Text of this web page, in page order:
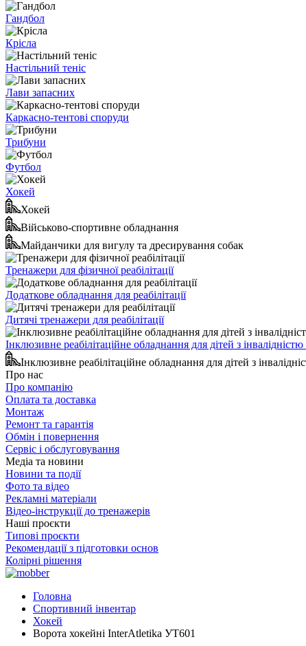
Гандбол
Крісла
Настільний теніс
Лави запасних
Каркасно-тентові споруди
Трибуни
Футбол
Хокей
Хокей
Військово-спортивне обладнання
Майданчики для вигулу та дресирування собак
Тренажери для фізичної реабілітації
Додаткове обладнання для реабілітації
Дитячі тренажери для реабілітації
Інклюзивне реабілітаційне обладнання для дітей з
Інклюзивне реабілітаційне обладнання для дітей з
Про нас
Про компанію
Оплата та доставка
Монтаж
Ремонт та гарантія
Обмін і повернення
Сервіс і обслуговування
Медіа та новини
Новини та події
Фото та відео
Рекламні матеріали
Відео-інструкції до тренажерів
Наші проєкти
Типові проєкти
Рекомендації з підготовки основ
Колірні рішення
Головна
Спортивний інвентар
Хокей
Ворота хокейні InterAtletika УТ601